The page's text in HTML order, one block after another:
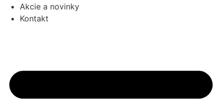
Akcie a novinky
Kontakt